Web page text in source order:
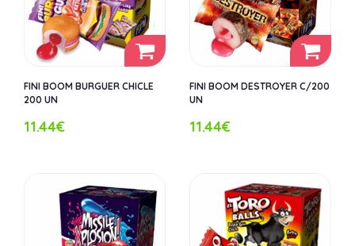
FINI BOOM BURGUER CHICLE
200 UN
11.44€
FINI BOOM DESTROYER C/200
UN
11.44€